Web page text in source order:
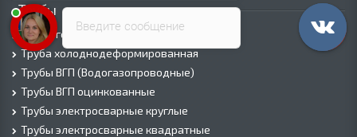
Трубы
Трубы горячедеформированные
Труба холоднодеформированная
Трубы ВГП (Водогазопроводные)
Трубы ВГП оцинкованные
Трубы электросварные круглые
Трубы электросварные квадратные
Введите сообщение